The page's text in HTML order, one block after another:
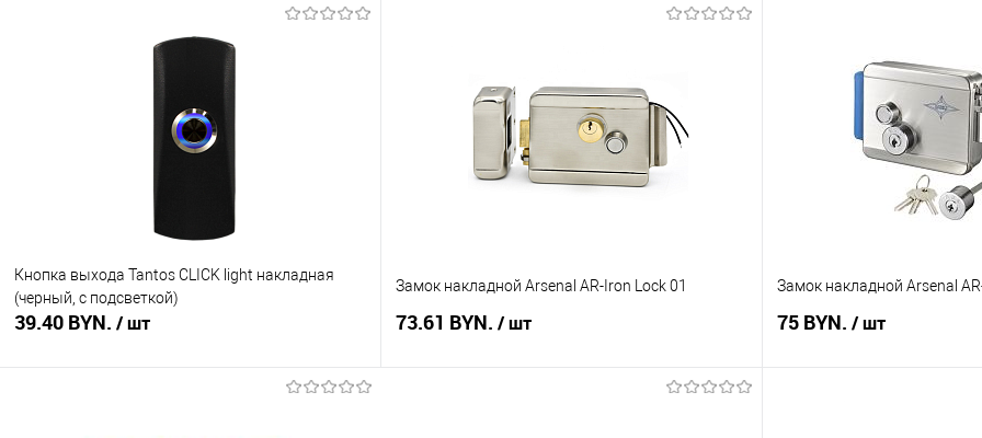
Кнопка выхода Tantos CLICK light накладная
(черный, с подсветкой)
39.40 BYN. / шт
Замок накладной Arsenal AR-Iron Lock 01
73.61 BYN. / шт
Замок накладной Arsenal
75 BYN. / шт